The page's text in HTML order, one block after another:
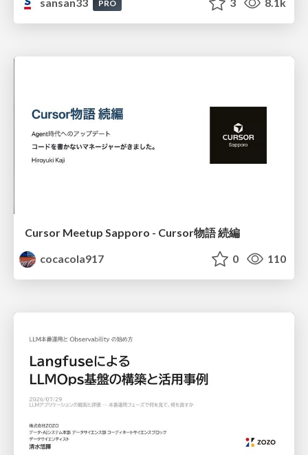
PRO
Cursor Meetup Sapporo - Cursor物語 続編
cocacola917
0 110